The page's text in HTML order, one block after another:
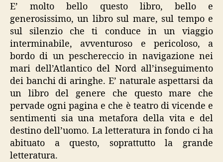
E’ molto bello questo libro, bello e
generosissimo, un libro sul mare, sul tempo e
sul silenzio che ti conduce in un viaggio
interminabile, avventuroso e pericoloso, a
bordo di un peschereccio in navigazione nei
mari dell’Atlantico del Nord all’inseguimento
dei banchi di aringhe. E’ naturale aspettarsi da
un libro del genere che questo mare che
pervade ogni pagina e che è teatro di vicende e
sentimenti sia una metafora della vita e del
destino dell’uomo. La letteratura in fondo ci ha
abituato a questo, soprattutto la grande
letteratura.